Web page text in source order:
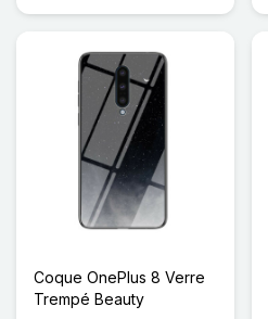
Coque OnePlus 8 Verre
Trempé Beauty